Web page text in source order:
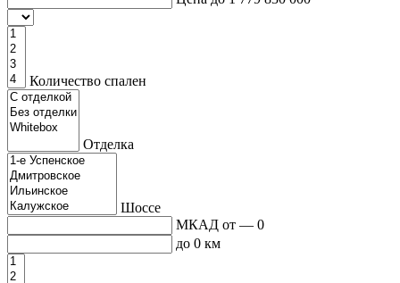
Количество спален
Отделка
Шоссе
МКАД от — 0
до 0 км